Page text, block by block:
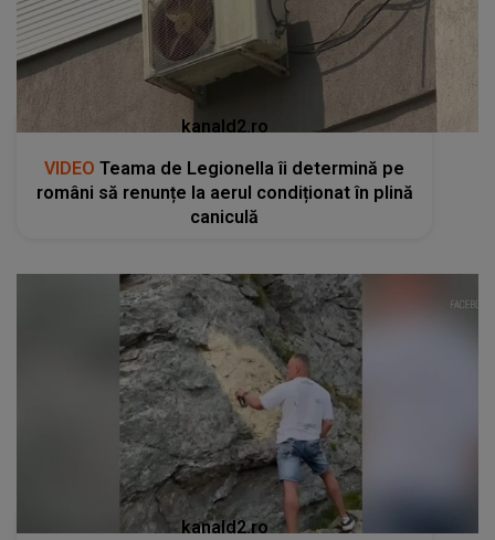
kanald2.ro
VIDEO Teama de Legionella îi determină pe
români să renunțe la aerul condiționat în plină
caniculă
kanald2.ro